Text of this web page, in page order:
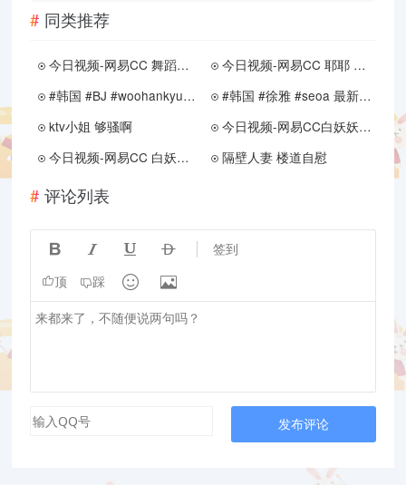
同类推荐
今日视频-网易CC 舞蹈心儿 定制
今日视频-网易CC 耶耶 定制
#韩国 #BJ #woohankyung热舞视频
#韩国 #徐雅 #seoa 最新大尺度定制福利
ktv小姐 够骚啊
今日视频-网易CC白妖妖加勒比舞
今日视频-网易CC 白妖妖 定制视频
隔壁人妻 楼道自慰
评论列表
    签到
顶 踩  
发布评论